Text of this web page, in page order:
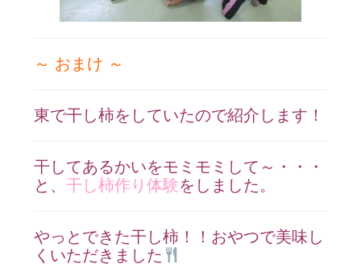
～ おまけ ～
東で干し柿をしていたので紹介します！
干してあるかいをモミモミして～・・・
と、 干し柿作り体験をしました。
やっとできた干し柿！！おやつで美味し
くいただきました